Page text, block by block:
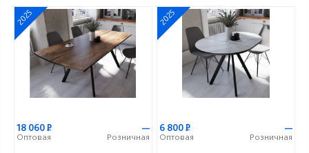
2025
18 060Р
Оптовая
—
Розничная
2025
6 800Р
Оптовая
—
Розничная